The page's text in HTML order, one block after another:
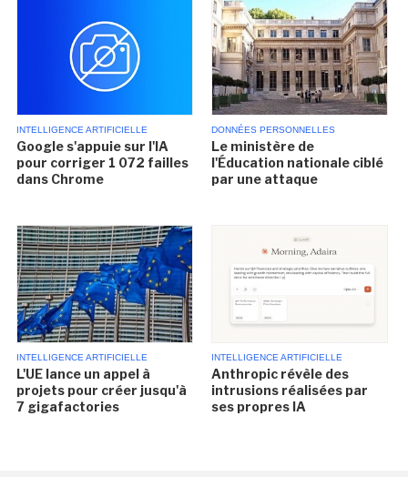
INTELLIGENCE ARTIFICIELLE
Google s'appuie sur l'IA
pour corriger 1 072 failles
dans Chrome
DONNÉES PERSONNELLES
Le ministère de
l'Éducation nationale ciblé
par une attaque
INTELLIGENCE ARTIFICIELLE
L'UE lance un appel à
projets pour créer jusqu'à
7 gigafactories
INTELLIGENCE ARTIFICIELLE
Anthropic révèle des
intrusions réalisées par
ses propres IA